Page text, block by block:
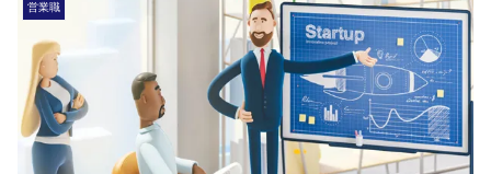
営業職